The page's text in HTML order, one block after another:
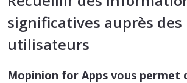
significatives auprès des
utilisateurs
Mopinion for Apps vous permet